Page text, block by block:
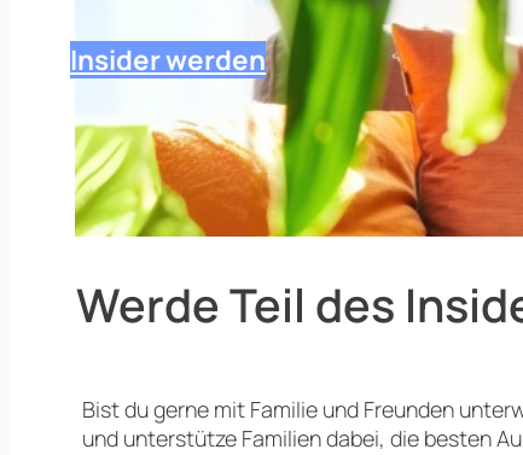
Insider werden
Werde Teil des
Bist du gerne mit Familie und Freunden
und unterstütze Familien dabei, die besten